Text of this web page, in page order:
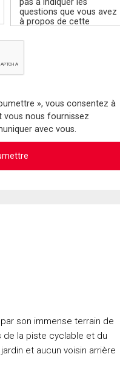
», vous consentez à
vous nous fournissez
avec vous.
son immense terrain de
de la piste cyclable et du
et aucun voisin arrière